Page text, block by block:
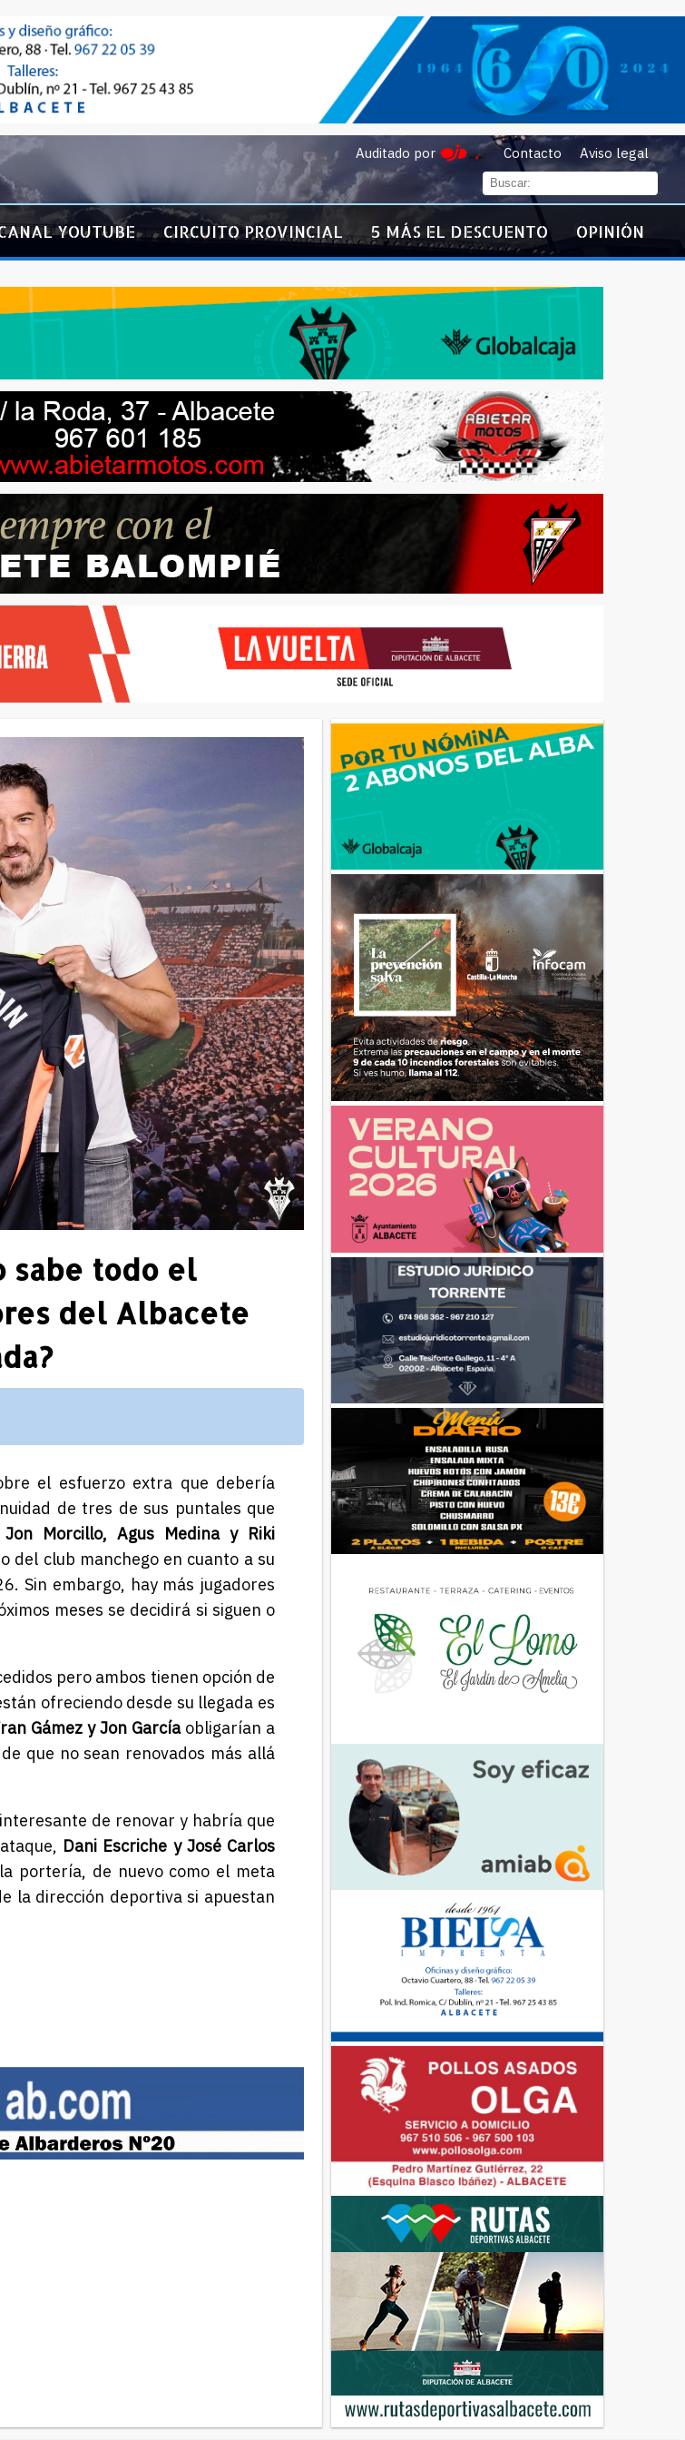
Auditado por Contacto Aviso legal
YOUTUBE CIRCUITO PROVINCIAL 5 MÁS EL DESCUENTO OPINIÓN
sabe todo el
del Albacete
el esfuerzo extra que debería
de tres de sus puntales que
Jon Morcillo, Agus Medina y Riki
del club manchego en cuanto a su
Sin embargo, hay más jugadores
meses se decidirá si siguen o
pero ambos tienen opción de
ofreciendo desde su llegada es
Gámez y Jon Garcíaobligarían a
que no sean renovados más allá
de renovar y habría que
Dani Escriche y José Carlos
portería, de nuevo como el meta
la dirección deportiva si apuestan